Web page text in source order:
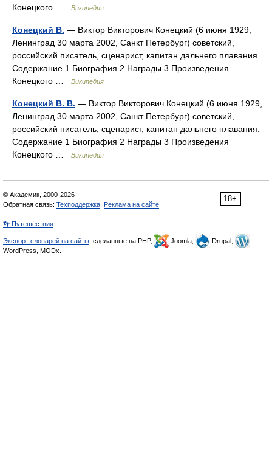
Конецкого …
Википедия
Конецкий В. — Виктор Викторович Конецкий (6 июня 1929,
Ленинград 30 марта 2002, Санкт Петербург) советский,
российский писатель, сценарист, капитан дальнего плавания.
Содержание 1 Биография 2 Награды 3 Произведения
Конецкого …
Википедия
Конецкий В. В. — Виктор Викторович Конецкий (6 июня 1929,
Ленинград 30 марта 2002, Санкт Петербург) советский,
российский писатель, сценарист, капитан дальнего плавания.
Содержание 1 Биография 2 Награды 3 Произведения
Конецкого …
Википедия
18+
© Академик, 2000-2026
Обратная связь: Техподдержка Реклама на сайте
👣 Путешествия
Экспорт словарей на сайты , сделанные на PHP, Joomla,
Drupal,
WordPress, MODx.